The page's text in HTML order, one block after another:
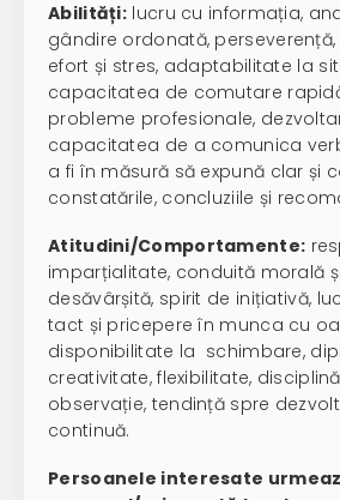
Abilități: lucru cu informația,
gândire ordonată, perseverență,
efort și stres, adaptabilitate la
capacitatea de comutare
probleme profesionale,
capacitatea de a comunica
a fi în măsură să expună clar și
constatările, concluziile și
Atitudini/Comportamente:
imparțialitate, conduită morală
desăvârșită, spirit de inițiativă,
tact și pricepere în munca cu
disponibilitate la schimbare,
creativitate, flexibilitate,
observație, tendință spre
continuă.
Persoanele interesate